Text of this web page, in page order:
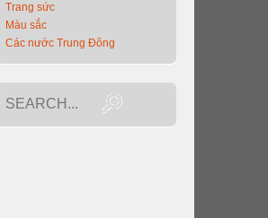
Trang sức
Màu sắc
Các nước Trung Đông